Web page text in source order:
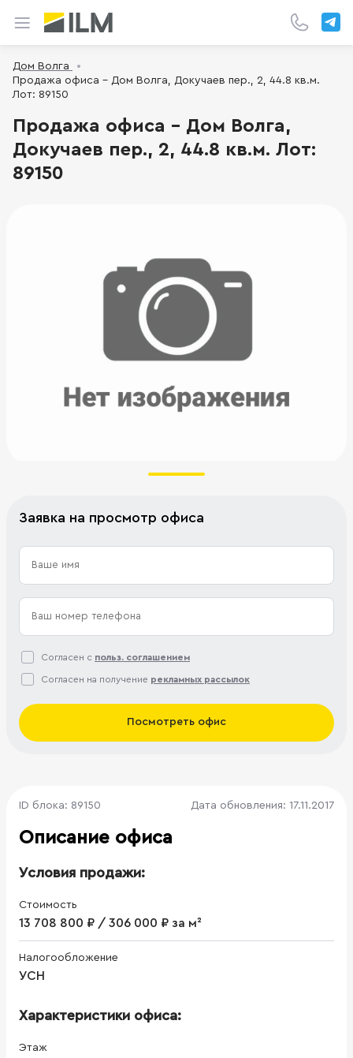
Дом Волга
Продажа офиса - Дом Волга, Докучаев пер., 2, 44.8 кв.м.
Лот: 89150
Продажа офиса - Дом Волга,
Докучаев пер., 2, 44.8 кв.м. Лот:
89150
Заявка на просмотр офиса
Согласен с польз. соглашением
Согласен на получение рекламных рассылок
Посмотреть офис
ID блока: 89150 Дата обновления: 17.11.2017
Описание офиса
Условия продажи:
Стоимость
13 708 800 ₽ / 306 000 ₽ за м²
Налогообложение
УСН
Характеристики офиса:
Этаж